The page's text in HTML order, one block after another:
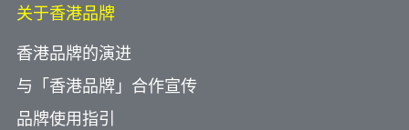
关于香港品牌
香港品牌的演进
与「香港品牌」合作宣传
品牌使用指引